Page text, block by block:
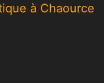
à Chaource